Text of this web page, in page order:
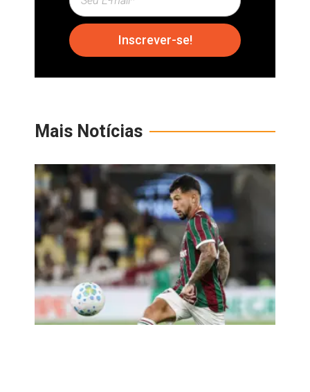
Inscrever-se!
Mais Notícias